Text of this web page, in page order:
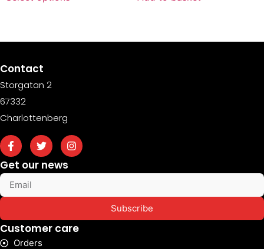
Contact
Storgatan 2
67332
Charlottenberg
Get our news
Subscribe
Customer care
Orders